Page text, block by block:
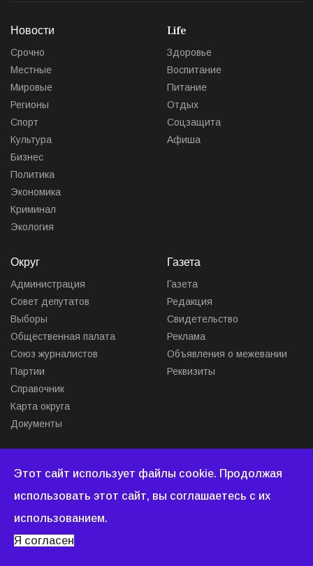
Новости
Срочно
Местные
Мировые
Регионы
Спорт
Культура
Бизнес
Политика
Экономика
Криминал
Экология
Life
Здоровье
Воспитание
Питание
Отдых
Соцзащита
Афиша
Округ
Администрация
Совет депутатов
Выборы
Общественная палата
Союз журналистов
Партии
Справочник
Карта округа
Документы
Газета
Газета
Редакция
Свидетельство
Реклама
Объявления о межевании
Реквизиты
Редакция
Проекты
Презентации
Соцсети
Этот сайт использует файлы cookie. Продолжая
использовать этот сайт, вы соглашаетесь с их
использованием.
Я согласен